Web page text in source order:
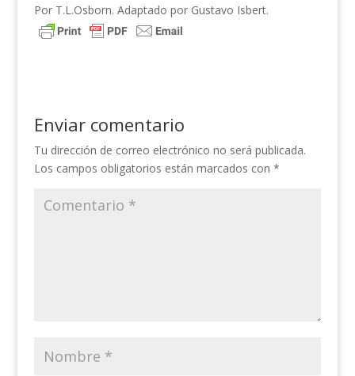
Por T.L.Osborn. Adaptado por Gustavo Isbert.
Enviar comentario
Tu dirección de correo electrónico no será publicada.
Los campos obligatorios están marcados con *